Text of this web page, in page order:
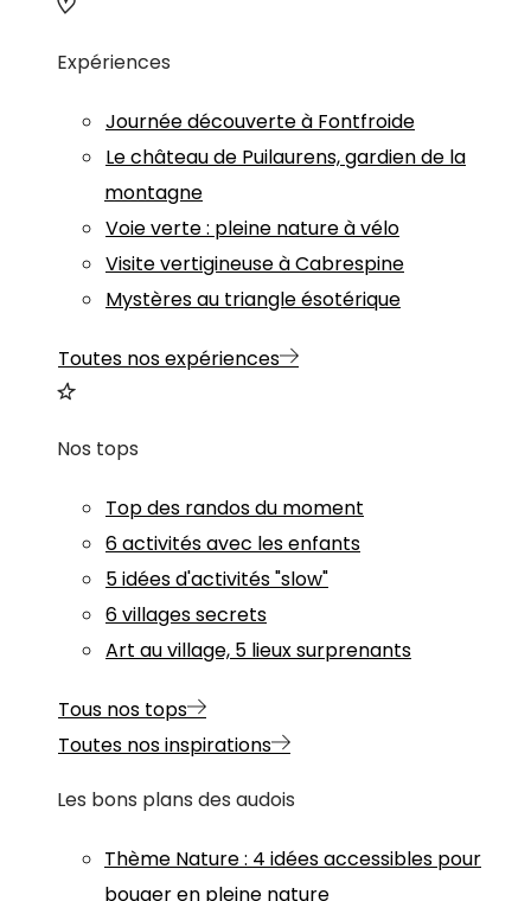
Expériences
Journée découverte à Fontfroide
Le château de Puilaurens, gardien de la
montagne
Voie verte : pleine nature à vélo
Visite vertigineuse à Cabrespine
Mystères au triangle ésotérique
Toutes nos expériences
Nos tops
Top des randos du moment
6 activités avec les enfants
5 idées d'activités "slow"
6 villages secrets
Art au village, 5 lieux surprenants
Tous nos tops
Toutes nos inspirations
Les bons plans des audois
Thème Nature: 4 idées accessibles pour
bouger en pleine nature